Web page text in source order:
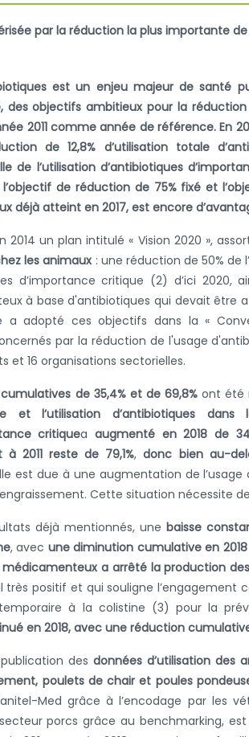
par la réduction la plus importante
est un enjeu majeur de santé
objectifs ambitieux pour la
2011 comme année de référence. En
de 12,8% d’utilisation totale
de l’utilisation d’antibiotiques
de réduction de 75% fixé et
déjà atteint en 2017, est encore
2014 un plan intitulé « Vision 2020 »,
les animaux : une réduction de 50% de
d’importance critique (2) d’ici 2020,
à base d'antibiotiques qui devait être
a adopté ces objectifs dans la «
par la réduction de l'usage
et 16 organisations sectorielles.
de 35,4% et de 69,8% ont été
et l’utilisation d’antibiotiques dans
critiquea augmenté en 2018 de
2011 reste de 79,1%,donc bien au-
est due à une augmentation de
Cette situation nécessite
déjà mentionnés, une baisse
, avec une diminution cumulative en
a arrêté la production
très positif et qui souligne l’engagement
à la colistine (3) pour la
en 2018, avec une réduction
publication desdonnées d’utilisation des
poulets de chair et poules
Med grâce à l’encodage par les
porcs grâce au benchmarking,